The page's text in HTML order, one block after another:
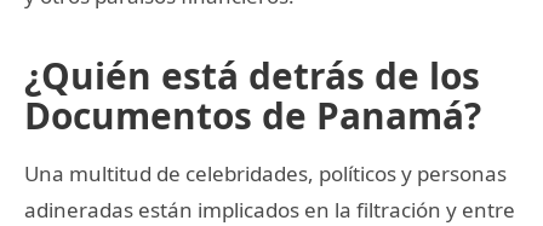
¿Quién está detrás de los
Documentos de Panamá?
Una multitud de celebridades, políticos y personas
adineradas están implicados en la filtración y entre